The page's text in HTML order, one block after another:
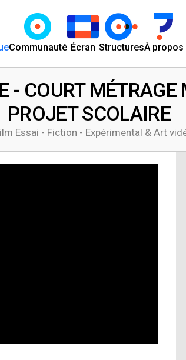
Communauté Écran StructuresÀ propos
Essai - Fiction - Expérimental & Art
- COURT MÉTRAGE
PROJET SCOLAIRE